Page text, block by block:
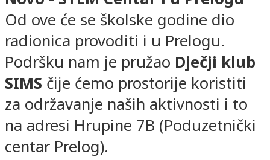
Od ove će se školske godine dio
radionica provoditi i u Prelogu.
Podršku nam je pružao Dječji klub
SIMS čije ćemo prostorije koristiti
za održavanje naših aktivnosti i to
na adresi Hrupine 7B (Poduzetnički
centar Prelog).